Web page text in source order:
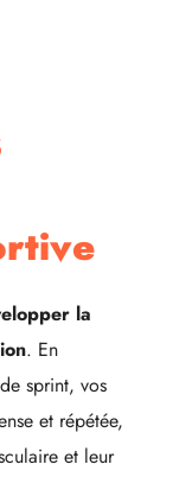
la
. En
sprint, vos
et répétée,
et leur